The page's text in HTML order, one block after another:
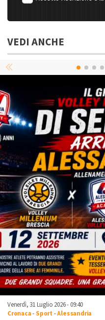
VEDI ANCHE
Venerdì, 31 Luglio 2026 - 09:40
Cronaca-Sport -Alessandria